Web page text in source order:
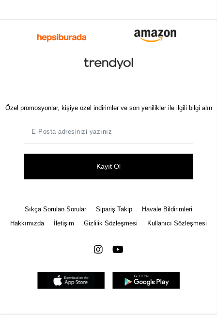
Özel promosyonlar, kişiye özel indirimler ve son yenilikler ile ilgili bilgi alın
Kayıt Ol
Sıkça Sorulan Sorular Sipariş Takip
Havale Bildirimleri
Hakkımızda
İletişim Gizlilik Sözleşmesi Kullanıcı Sözleşmesi